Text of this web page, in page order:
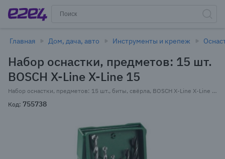
Главная Дом, дача, авто Инструменты и крепеж
Набор оснастки, предметов: 15 шт.
BOSCH X-Line X-Line 15
Набор оснастки, предметов: 15 шт., биты, свёрла, BOSCH X-Line X-Line 15 (2607019579)
Код: 755738